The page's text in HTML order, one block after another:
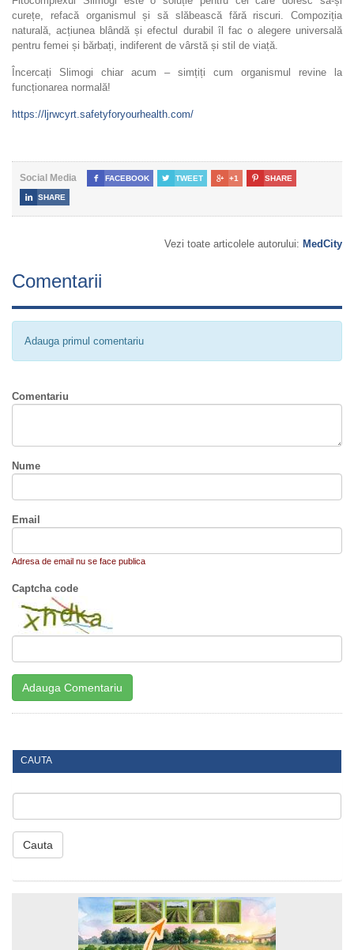
curețe, refacă organismul și să slăbească fără riscuri. Compoziția
naturală, acțiunea blândă și efectul durabil îl fac o alegere universală
pentru femei și bărbați, indiferent de vârstă și stil de viață.
Încercați Slimogi chiar acum – simțiți cum organismul revine la
funcționarea normală!
https://ljrwcyrt.safetyforyourhealth.com/
Social Media  FACEBOOK  TWEET  +1  SHARE
 SHARE
Vezi toate articolele autorului: MedCity
Comentarii
Adauga primul comentariu
Comentariu
Nume
Email
Adresa de email nu se face publica
Captcha code
CAUTA
Cauta